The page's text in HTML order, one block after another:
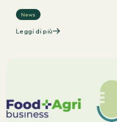
News
Leggi di più